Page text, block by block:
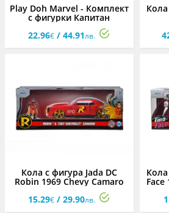
Play Doh Marvel - Комплект
с фигурки Капитан
Америка, Спайдърмен и
Черната пантера
22.96€ / 44.91лв.
Кола с фигура Jada DC
Robin 1969 Chevy Camaro
15.29€ / 29.90лв.
Кола
Face